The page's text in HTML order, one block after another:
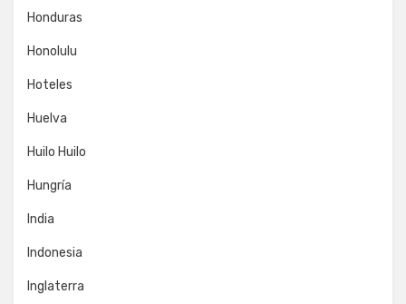
Honduras
Honolulu
Hoteles
Huelva
Huilo Huilo
Hungría
India
Indonesia
Inglaterra